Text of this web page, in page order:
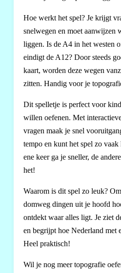
Hoe werkt het spel? Je krijgt
snelwegen en moet aanwijzen
liggen. Is de A4 in het westen
eindigt de A12? Door steeds
kaart, worden deze wegen
zitten. Handig voor je
Dit spelletje is perfect voor
willen oefenen. Met
vragen maak je snel
tempo en kunt het spel zo
ene keer ga je sneller, de
het!
Waarom is dit spel zo leuk?
domweg dingen uit je hoofd
ontdekt waar alles ligt. Je ziet
en begrijpt hoe Nederland met
Heel praktisch!
Wil je nog meer topografie